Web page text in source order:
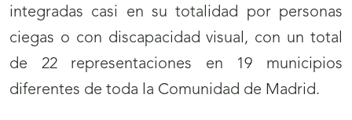
integradas casi en su totalidad por personas
ciegas o con discapacidad visual, con un total
de 22 representaciones en 19 municipios
diferentes de toda la Comunidad de Madrid.